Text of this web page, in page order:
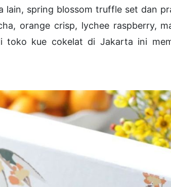
lain, spring blossom truffle set dan
orange crisp, lychee raspberry,
toko kue cokelat di Jakarta ini